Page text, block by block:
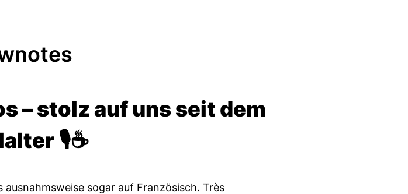
– stolz auf uns seit dem
🎙️☕
sogar auf Französisch. Très